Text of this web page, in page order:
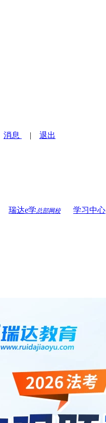
消息 | 退出
瑞达e学总部网校
学习中心